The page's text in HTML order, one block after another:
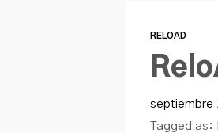
RELOAD
septiembre
Tagged as: